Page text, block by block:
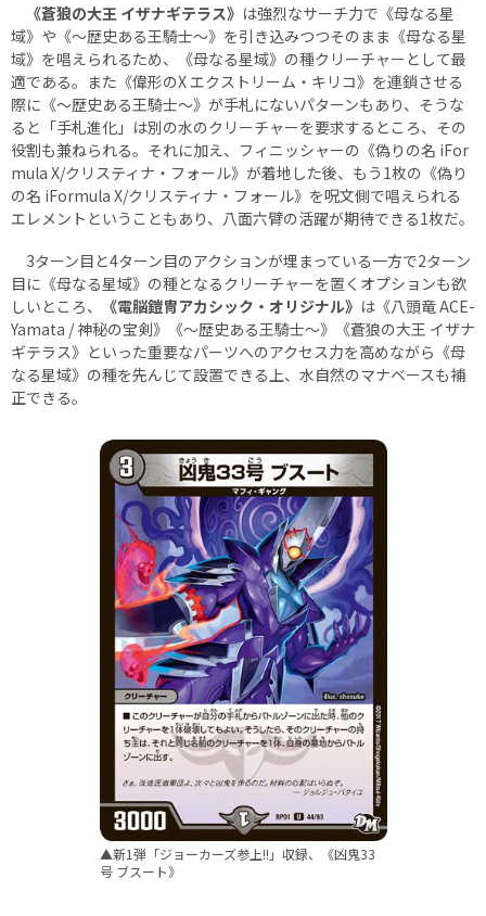
《蒼狼の大王 イザナギテラス》 は強烈なサーチ力で《母なる星
域》や《～歴史ある王騎士～》を引き込みつつそのまま《母なる星
域》を唱えられるため、《母なる星域》の種クリーチャーとして最
適である。また《偉形のX エクストリーム・キリコ》を連鎖させる
際に《～歴史ある王騎士～》が手札にないパターンもあり、そうな
ると「手札進化」は別の水のクリーチャーを要求するところ、その
役割も兼ねられる。それに加え、フィニッシャーの《偽りの名 iFor
mula X/クリスティナ・フォール》が着地した後、もう1枚の《偽り
の名 iFormula X/クリスティナ・フォール》を呪文側で唱えられる
エレメントということもあり、八面六臂の活躍が期待できる1枚だ。
3ターン目と4ターン目のアクションが埋まっている一方で2ターン
目に《母なる星域》の種となるクリーチャーを置くオプションも欲
しいところ、
《電脳鎧冑アカシック・オリジナル》 は《八頭竜 ACE-
Yamata / 神秘の宝剣》《～歴史ある王騎士～》《蒼狼の大王 イザナ
ギテラス》といった重要なパーツへのアクセス力を高めながら《母
なる星域》の種を先んじて設置できる上、水自然のマナベースも補
正できる。
▲新1弾「ジョーカーズ参上!!」収録、《凶鬼33
号 ブスート》